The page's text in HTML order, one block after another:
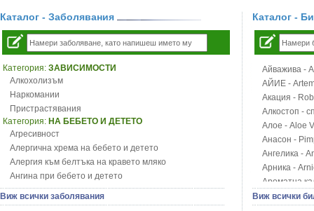
Каталог - Заболявания
Категория: ЗАВИСИМОСТИ
Алкохолизъм
Наркомании
Пристрастявания
Категория: НА БЕБЕТО И ДЕТЕТО
Агресивност
Алергична хрема на бебето и детето
Алергия към белтъка на кравето мляко
Ангина при бебето и детето
Анемия при бебето и детето
Апетит - пълни деца
Виж всички заболявания
Каталог -
Айважива -
АЙИЕ -
Акация -
Алкостоп -
Алое - Aloe
Анасон -
Ангелика -
Арника -
Ароматна
Арония -
Виж всички